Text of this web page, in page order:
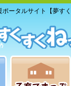
ータルサイト【夢す